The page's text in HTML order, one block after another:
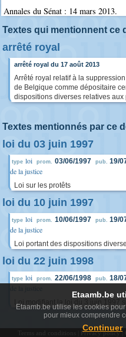
Annales du Sénat : 14 mars 2013.
Textes qui mentionnent ce
arrêté royal
arrêté royal du 17 août 2013
Arrêté royal relatif à la
de Belgique comme dépositaire
dispositions diverses relatives aux
Textes mentionnés par ce
loi du 03 juin 1997
type loi prom. 03/06/1997 pub. 19/
de la justice
Loi sur les protêts
loi du 10 juin 1997
type loi prom. 10/06/1997 pub. 19/
de la justice
Loi portant des dispositions
loi du 22 juin 1998
type loi prom. 22/06/1998 pub. 18/
Loi modifiant la loi du 3 juin 1997
Privacy policy|
Etaamb.be
Etaamb.be utilise les cookies
pour mieux comprendre
Continuer